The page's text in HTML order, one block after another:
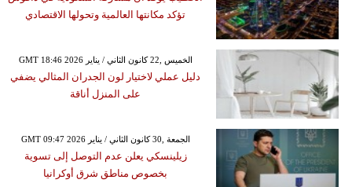
تؤكد مكانتها العالمية وتحولها الاقتصادي
GMT 18:46 2026 الخميس ,22 كانون الثاني / يناير
دليل عملي لاختيار لون الجدران المثالي يضفي
على المنزل أناقة
GMT 09:47 2026 الجمعة ,30 كانون الثاني / يناير
زيلينسكي يعلن عدم التوصل إلى تسوية
بخصوص مناطق شرق أوكرانيا